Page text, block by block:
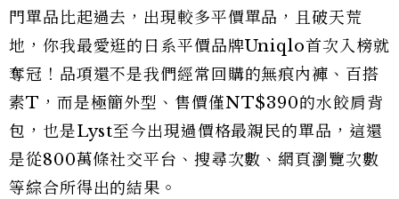
門單品比起過去，出現較多平價單品，且破天荒
地，你我最愛逛的日系平價品牌Uniqlo首次入榜就
奪冠！品項還不是我們經常回購的無痕內褲、百搭
素T，而是極簡外型、售價僅NT$390的水餃肩背
包，也是Lyst至今出現過價格最親民的單品，這還
是從800萬條社交平台、搜尋次數、網頁瀏覽次數
等綜合所得出的結果。